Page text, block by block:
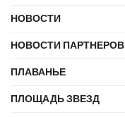
НОВОСТИ
НОВОСТИ ПАРТНЕРОВ
ПЛАВАНЬЕ
ПЛОЩАДЬ ЗВЕЗД